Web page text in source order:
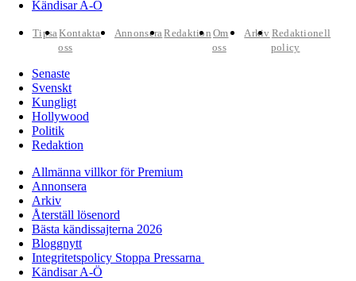
Kändisar A-Ö
TipsaKontakta
oss
AnnonseraRedaktion Om
oss
Arkiv Redaktionell
policy
Senaste
Svenskt
Kungligt
Hollywood
Politik
Redaktion
Allmänna villkor för Premium
Annonsera
Arkiv
Återställ lösenord
Bästa kändissajterna 2026
Bloggnytt
Integritetspolicy Stoppa Pressarna
Kändisar A-Ö